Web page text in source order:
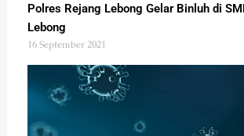
Polres Rejang Lebong Gelar Binluh di
Lebong
16 September 2021